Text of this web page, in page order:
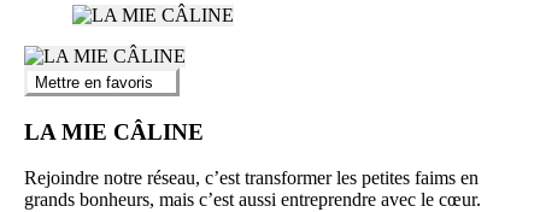
Mettre en favoris
LA MIE CÂLINE
Rejoindre notre réseau, c’est transformer les petites faims en
grands bonheurs, mais c’est aussi entreprendre avec le cœur.